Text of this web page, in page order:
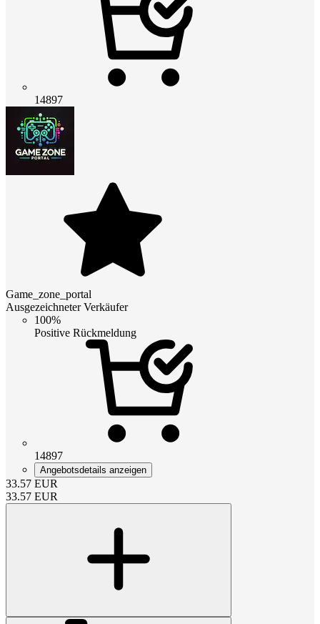
14897
Game_zone_portal
Ausgezeichneter Verkäufer
100%
Positive Rückmeldung
14897
Angebotsdetails anzeigen
33.57 EUR
33.57 EUR